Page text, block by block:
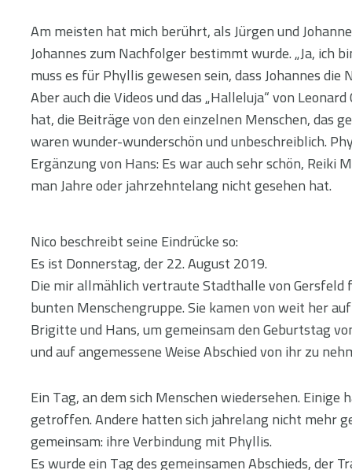
Am meisten hat mich berührt, als Jürgen und
Johannes zum Nachfolger bestimmt wurde. „Ja, ich
muss es für Phyllis gewesen sein, dass Johannes
Aber auch die Videos und das „Halleluja“ von
hat, die Beiträge von den einzelnen Menschen, das
waren wunder-wunderschön und unbeschreiblich.
Ergänzung von Hans: Es war auch sehr schön,
man Jahre oder jahrzehntelang nicht gesehen hat.
Nico beschreibt seine Eindrücke so:
Es ist Donnerstag, der 22. August 2019.
Die mir allmählich vertraute Stadthalle von
bunten Menschengruppe. Sie kamen von weit her
Brigitte und Hans, um gemeinsam den Geburtstag
und auf angemessene Weise Abschied von ihr zu
Ein Tag, an dem sich Menschen wiedersehen. Einige
getroffen. Andere hatten sich jahrelang nicht mehr
gemeinsam: ihre Verbindung mit Phyllis.
Es wurde ein Tag des gemeinsamen Abschieds, der